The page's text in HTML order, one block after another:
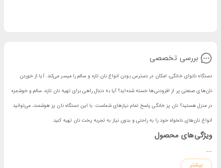
بررسی تخصصی
دستگاه نانوای خانگی، امکان در دسترس بودن انواع نان تازه و سالم را میسر می‌کند. آیا از خوردن
نان‌های صنعتی پر از افزودنی‌ها خسته شده‌اید؟ آیا به دنبال راهی برای تهیه نان تازه، سالم و خوشمزه
در منزل هستید؟ نان پز خانگی پاسخ تمام نیازهای شماست. با این دستگاه نان پز هوشمند، می‌توانید
انواع نان‌های دلخواه خود را به راحتی و بدون نیاز به تجربه پخت نان تهیه کنید.
ویژگی‌های محصول
نان سالم و طبیعی: با استفاده از آرد گندم کامل و بدون افزودنی‌های مضر، نان‌هایی تازه، مغذی و
خوش طعم تولید کنید.
...
بیشتر